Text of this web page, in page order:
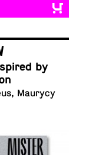
by
Maurycy